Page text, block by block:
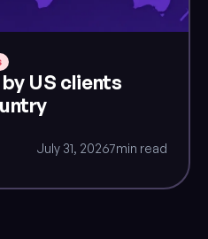
US clients
July 31, 20267min read